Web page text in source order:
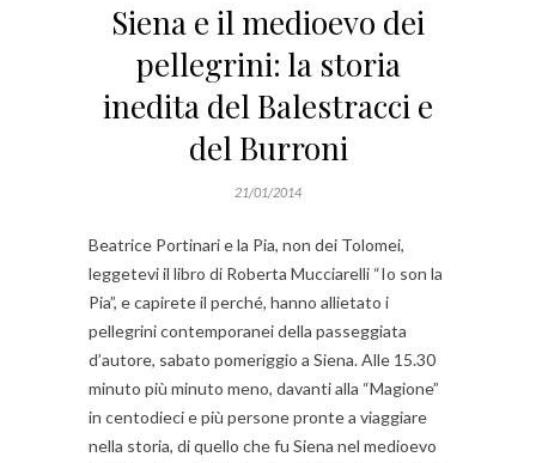
Siena e il medioevo dei
pellegrini: la storia
inedita del Balestracci e
del Burroni
21/01/2014
Beatrice Portinari e la Pia, non dei Tolomei,
leggetevi il libro di Roberta Mucciarelli “Io son la
Pia”, e capirete il perché, hanno allietato i
pellegrini contemporanei della passeggiata
d’autore, sabato pomeriggio a Siena. Alle 15.30
minuto più minuto meno, davanti alla “Magione”
in centodieci e più persone pronte a viaggiare
nella storia, di quello che fu Siena nel medioevo